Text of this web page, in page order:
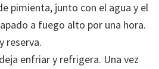
pimienta, junto con el agua y el
a fuego alto por una hora.
reserva.
enfriar y refrigera. Una vez